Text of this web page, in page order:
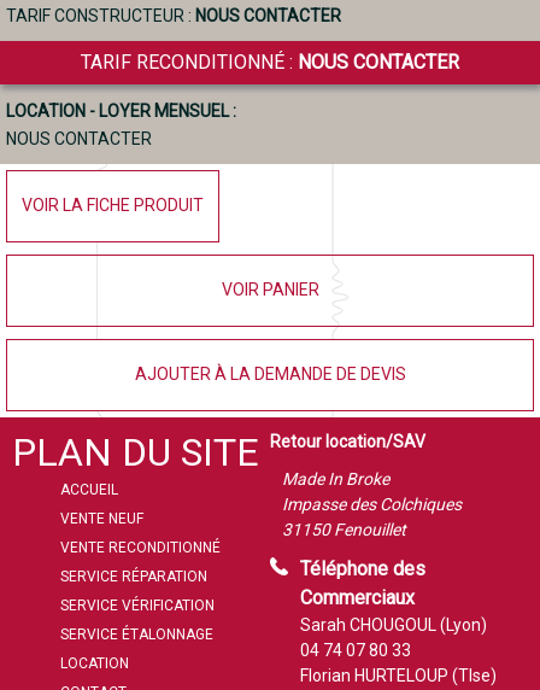
TARIF CONSTRUCTEUR : NOUS CONTACTER
TARIF RECONDITIONNÉ : NOUS CONTACTER
LOCATION - LOYER MENSUEL :
NOUS CONTACTER
VOIR LA FICHE PRODUIT
VOIR PANIER
AJOUTER À LA DEMANDE DE DEVIS
PLAN DU SITE
ACCUEIL
VENTE NEUF
VENTE RECONDITIONNÉ
SERVICE RÉPARATION
SERVICE VÉRIFICATION
SERVICE ÉTALONNAGE
LOCATION
Retour location/SAV
Made In Broke
Impasse des Colchiques
31150 Fenouillet
Téléphone des
Commerciaux
Sarah CHOUGOUL (Lyon)
04 74 07 80 33
Florian HURTELOUP (Tlse)